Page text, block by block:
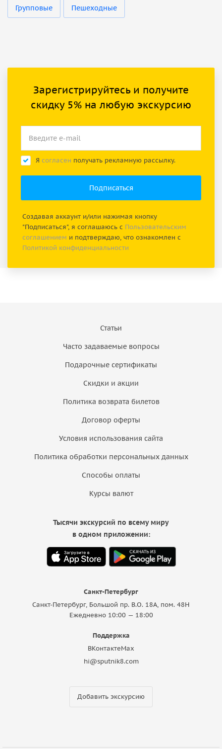
Групповые Пешеходные
Зарегистрируйтесь и получите
скидку 5% на любую экскурсию
Я согласен получать рекламную рассылку.
Создавая аккаунт и/или нажимая кнопку
"Подписаться", я соглашаюсь с Пользовательским
соглашением и подтверждаю, что ознакомлен с
Политикой конфиденциальности
Статьи
Часто задаваемые вопросы
Подарочные сертификаты
Скидки и акции
Политика возврата билетов
Договор оферты
Условия использования сайта
Политика обработки персональных данных
Способы оплаты
Курсы валют
Санкт-Петербург
Санкт-Петербург, Большой пр. В.О. 18A, пом. 48Н
Ежедневно 10:00 — 18:00
Поддержка
ВКонтактеMax
hi@sputnik8.com
Добавить экскурсию
Тысячи экскурсий по всему миру
в одном приложении: